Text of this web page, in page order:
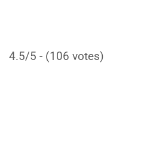
4.5/5 - (106 votes)